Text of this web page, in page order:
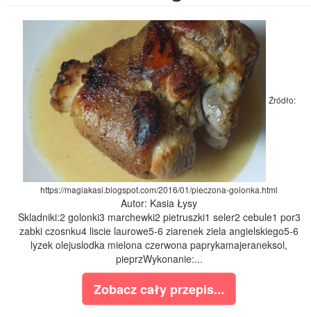
Źródło:
https://magiakasi.blogspot.com/2016/01/pieczona-golonka.html
Autor: Kasia Łysy
Skladniki:2 golonki3 marchewki2 pietruszki1 seler2 cebule1 por3
zabki czosnku4 liscie laurowe5-6 ziarenek ziela angielskiego5-6
lyzek olejuslodka mielona czerwona paprykamajeraneksol,
pieprzWykonanie:...
Zobacz cały przepis...